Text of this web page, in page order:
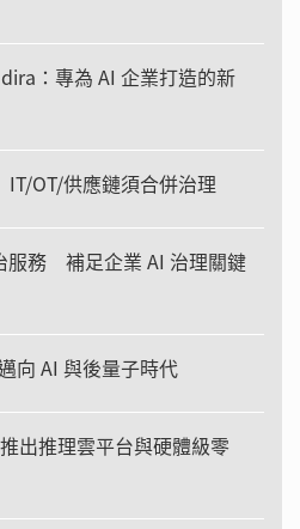
：專為 AI 企業打造的新
OT/供應鏈須合併治理
服務 補足企業 AI 治理關鍵
向 AI 與後量子時代
出推理雲平台與硬體級零